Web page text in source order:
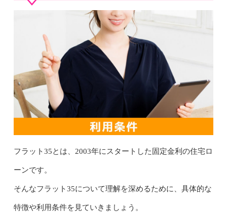
フラット35とは、2003年にスタートした固定金利の住宅ロ
ーンです。
そんなフラット35について理解を深めるために、具体的な
特徴や利用条件を見ていきましょう。